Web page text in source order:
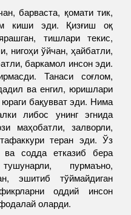
барваста, қомати тик,
киши эди. Қизғиш оқ
тишлари текис,
нигоҳи ўйчан, ҳайбатли,
баркамол инсон эди.
Танаси соғлом,
ва енгил, юришлари
бақувват эди. Нима
либос унинг эгнида
маҳобатли, залворли,
теран эди. Ўз
ва содда етказиб бера
пурмаъно,
эшитиб тўймайдиган
оддий инсон
оларди.